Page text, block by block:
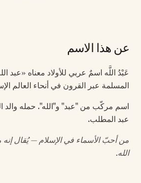
عن هذا الاسم
عَبْدُ اللَّه اسمٌ عربي للأولاد معناه «عبد
المسلمة عبر القرون في أنحاء العالم
اسم مركّب من "عبد" و"الله". حمله والد
عبد المطلب.
من أحبّ الأسماء في الإسلام — يُقال
الله.